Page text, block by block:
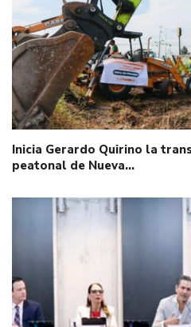
Inicia Gerardo Quirino la
peatonal de Nueva…